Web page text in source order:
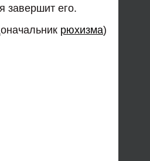
завершит его.
рюхизма)